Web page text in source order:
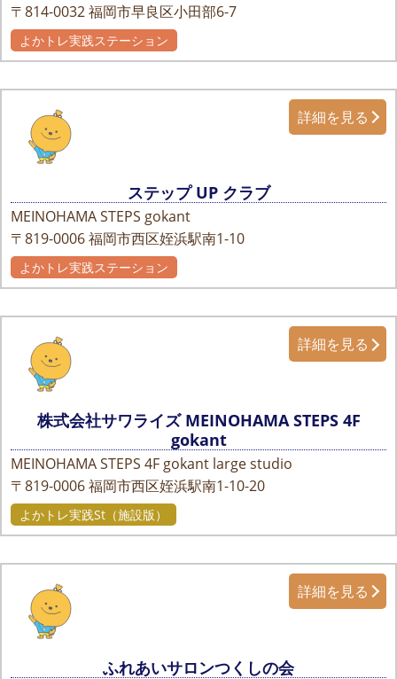
〒814-0032福岡市早良区小田部6-7
よかトレ実践ステーション
ステップ UP クラブ
MEINOHAMA STEPS gokant
〒819-0006福岡市西区姪浜駅南1-10
詳細を見る
よかトレ実践ステーション
株式会社サワライズ MEINOHAMA STEPS 4F
gokant
MEINOHAMA STEPS 4F gokant large studio
〒819-0006福岡市西区姪浜駅南1-10-20
詳細を見る
よかトレ実践St（施設版）
ふれあいサロンつくしの会
詳細を見る